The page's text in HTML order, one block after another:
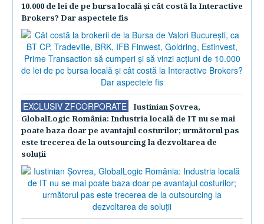
10.000 de lei de pe bursa locală şi cât costă la Interactive
Brokers? Dar aspectele fis
EXCLUSIV ZFCORPORATE
Iustinian Şovrea,
GlobalLogic România: Industria locală de IT nu se mai
poate baza doar pe avantajul costurilor; următorul pas
este trecerea de la outsourcing la dezvoltarea de
soluţii